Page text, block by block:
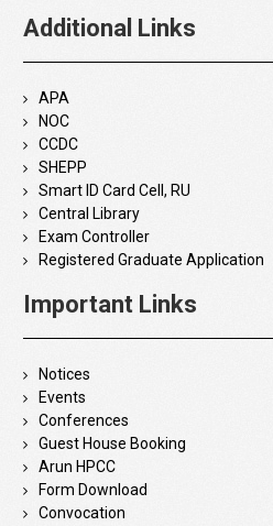
Additional Links
APA
NOC
CCDC
SHEPP
Smart ID Card Cell, RU
Central Library
Exam Controller
Registered Graduate Application
Important Links
Notices
Events
Conferences
Guest House Booking
Arun HPCC
Form Download
Convocation